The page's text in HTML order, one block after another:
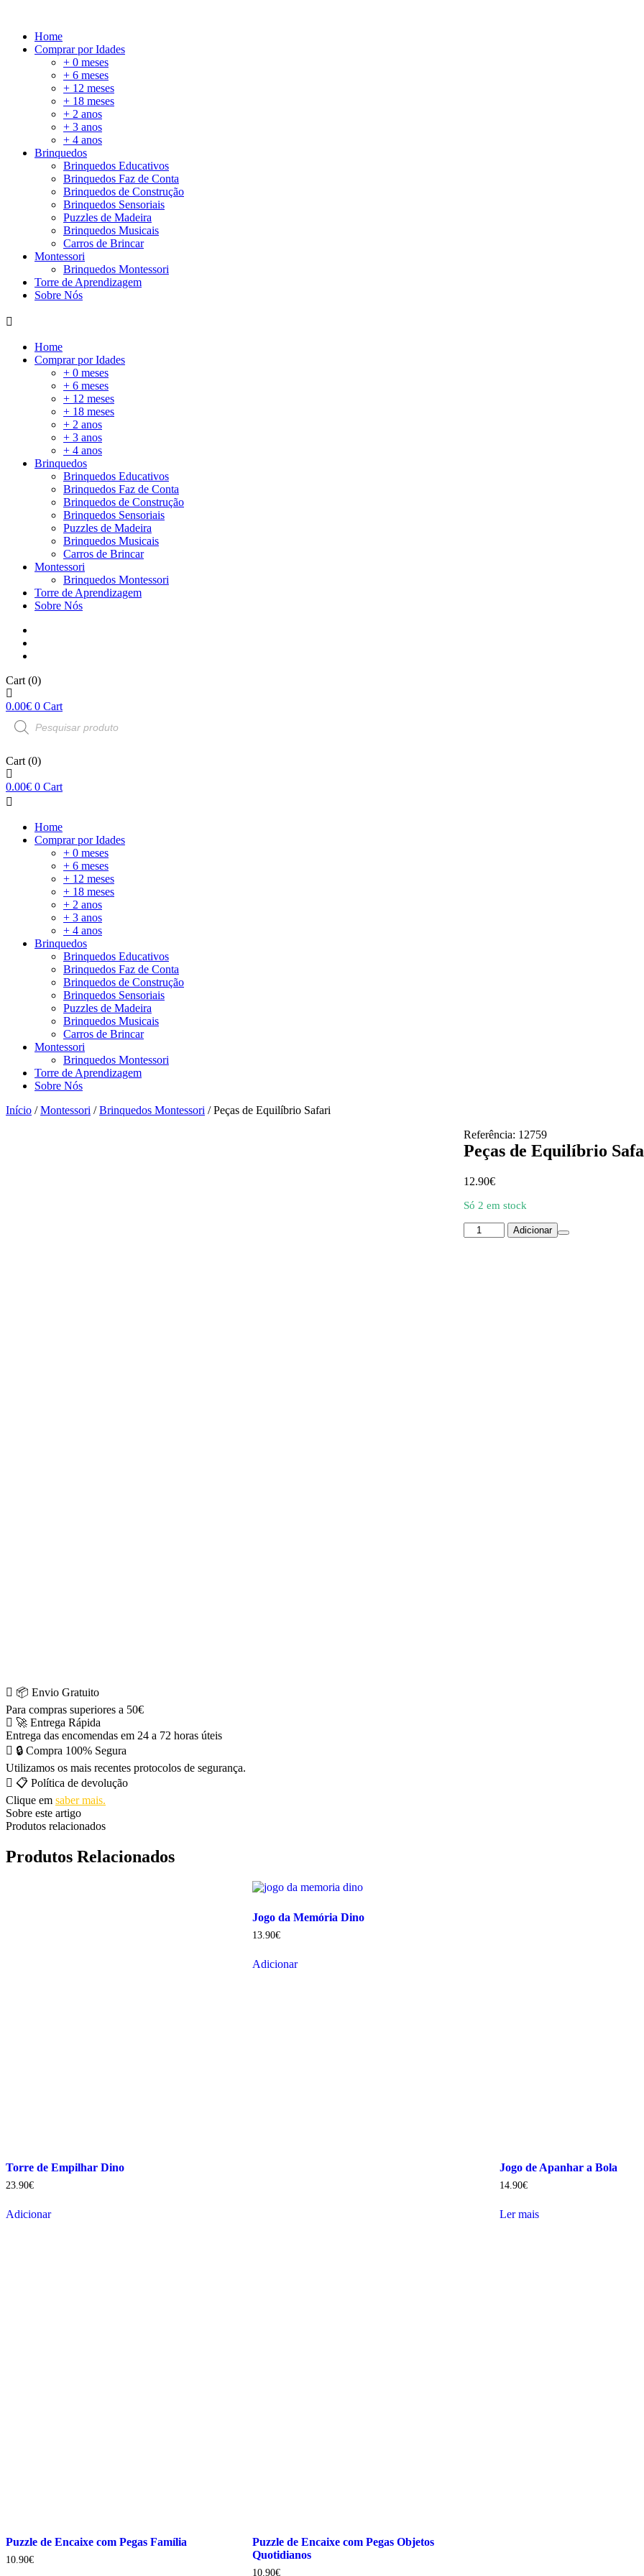
Home
Comprar por Idades
+ 0 meses
+ 6 meses
+ 12 meses
+ 18 meses
+ 2 anos
+ 3 anos
+ 4 anos
Brinquedos
Brinquedos Educativos
Brinquedos Faz de Conta
Brinquedos de Construção
Brinquedos Sensoriais
Puzzles de Madeira
Brinquedos Musicais
Carros de Brincar
Montessori
Brinquedos Montessori
Torre de Aprendizagem
Sobre Nós
Home
Comprar por Idades
+ 0 meses
+ 6 meses
+ 12 meses
+ 18 meses
+ 2 anos
+ 3 anos
+ 4 anos
Brinquedos
Brinquedos Educativos
Brinquedos Faz de Conta
Brinquedos de Construção
Brinquedos Sensoriais
Puzzles de Madeira
Brinquedos Musicais
Carros de Brincar
Montessori
Brinquedos Montessori
Torre de Aprendizagem
Sobre Nós
Cart (0)
0.00€ 0 Cart
Products
search
Cart (0)
0.00€ 0 Cart
Home
Comprar por Idades
+ 0 meses
+ 6 meses
+ 12 meses
+ 18 meses
+ 2 anos
+ 3 anos
+ 4 anos
Brinquedos
Brinquedos Educativos
Brinquedos Faz de Conta
Brinquedos de Construção
Brinquedos Sensoriais
Puzzles de Madeira
Brinquedos Musicais
Carros de Brincar
Montessori
Brinquedos Montessori
Torre de Aprendizagem
Sobre Nós
Início /Montessori /Brinquedos Montessori / Peças de Equilíbrio Safari
Referência: 12759
Peças de Equilíbrio
12.90€
Só 2 em stock
Quantidade
de
Adicionar
📦 Envio Gratuito
Para compras superiores a 50€
🚀 Entrega Rápida
Entrega das encomendas em 24 a 72 horas úteis
🔒 Compra 100% Segura
Utilizamos os mais recentes protocolos de segurança.
📋 Política de devolução
Clique em saber mais.
Sobre este artigo
Produtos relacionados
Produtos Relacionados
Torre de Empilhar Dino
23.90€
Adicionar
Jogo da Memória Dino
13.90€
Adicionar
Jogo de Apanhar a Bola
14.90€
Ler mais
Puzzle de Encaixe com Pegas Família
10.90€
Puzzle de Encaixe com Pegas Objetos
Quotidianos
10.90€